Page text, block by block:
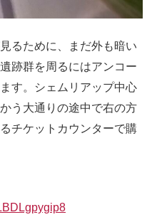
るために、まだ外も暗い
跡群を周るにはアンコー
す。シェムリアップ中心
う大通りの途中で右の方
チケットカウンターで購